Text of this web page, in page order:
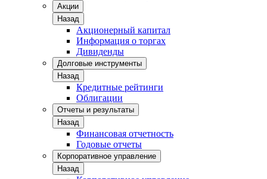
Акции
Назад
Акционерный капитал
Информация о торгах
Дивиденды
Долговые инструменты
Назад
Кредитные рейтинги
Облигации
Отчеты и результаты
Назад
Финансовая отчетность
Годовые отчеты
Корпоративное управление
Назад